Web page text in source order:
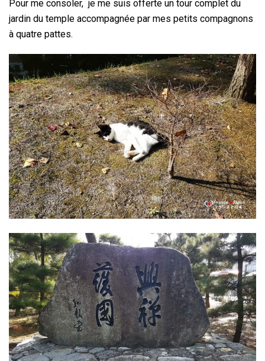
Pour me consoler, je me suis offerte un tour complet du
jardin du temple accompagnée par mes petits compagnons
à quatre pattes.